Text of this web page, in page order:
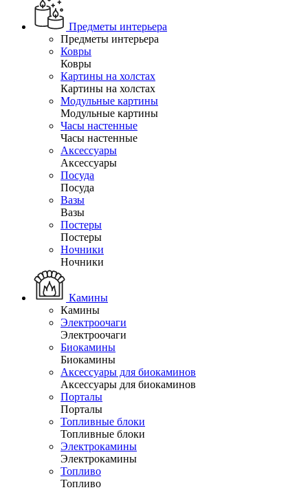
Предметы интерьера
Предметы интерьера
Ковры
Ковры
Картины на холстах
Картины на холстах
Модульные картины
Модульные картины
Часы настенные
Часы настенные
Аксессуары
Аксессуары
Посуда
Посуда
Вазы
Вазы
Постеры
Постеры
Ночники
Ночники
Камины
Камины
Электроочаги
Электроочаги
Биокамины
Биокамины
Аксессуары для биокаминов
Аксессуары для биокаминов
Порталы
Порталы
Топливные блоки
Топливные блоки
Электрокамины
Электрокамины
Топливо
Топливо